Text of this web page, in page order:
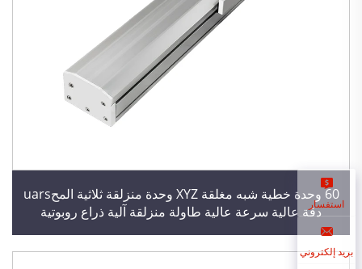
60 وحدة خطية شبه مغلقة XYZ وحدة منزلقة ثلاثية المحuars
دقة عالية سرعة عالية طاولة منزلقة آلية ذراع روبوتيةاستفسار
بريد إلكتروني